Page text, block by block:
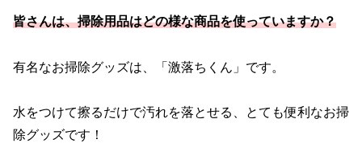
皆さんは、掃除用品はどの様な商品を使っていますか？
有名なお掃除グッズは、「激落ちくん」です。
水をつけて擦るだけで汚れを落とせる、とても便利なお掃
除グッズです！